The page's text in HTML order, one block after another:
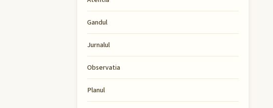
Gandul
Jurnalul
Observatia
Planul